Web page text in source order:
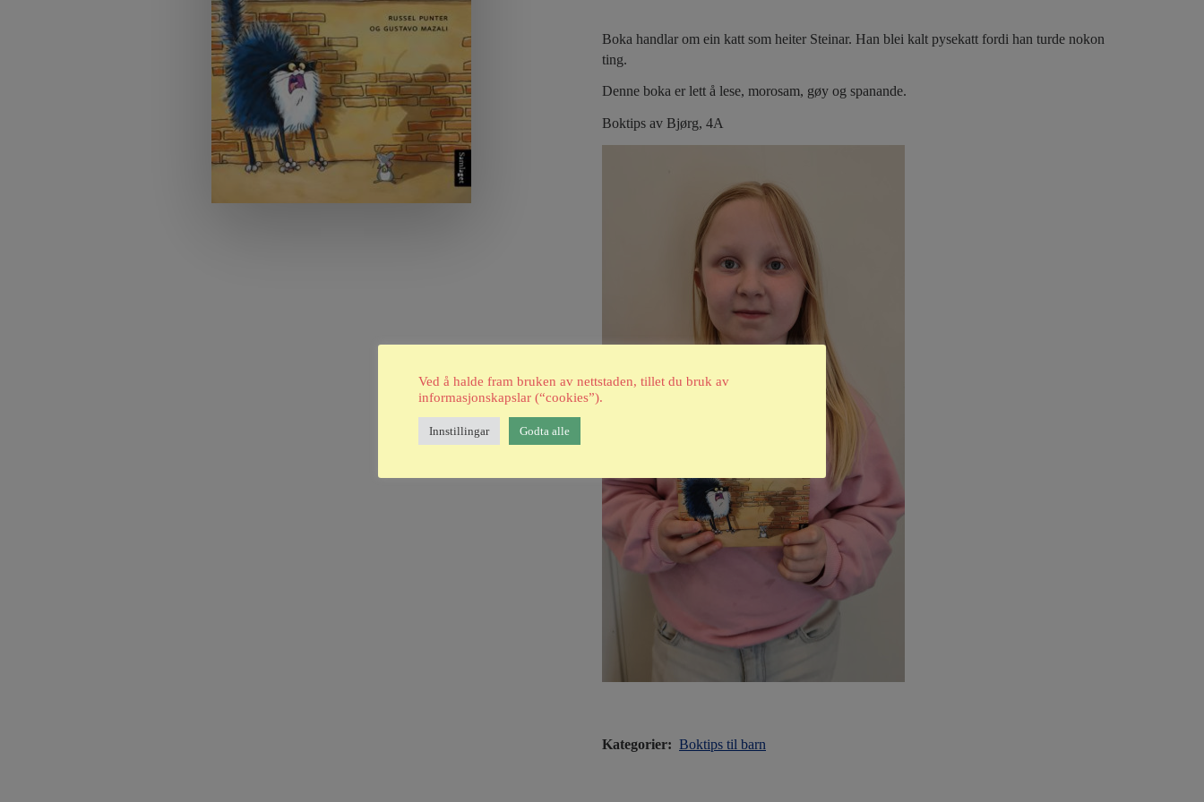
Boka handlar om ein katt som heiter Steinar. Han blei kalt pysekatt fordi han turde nokon
ting.
Denne boka er lett å lese, morosam, gøy og spanande.
Boktips av Bjørg, 4A
Kategorier: Boktips til barn
Ved å halde fram bruken av nettstaden, tillet du bruk av
informasjonskapslar (“cookies”).
Innstillingar Godta alle